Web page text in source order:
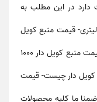
دارد در این مطلب به
قیمت منبع کویل
قیمت منبع کویل دار 1000
کویل دار چیست-قیمت
ما کلیه محصولات